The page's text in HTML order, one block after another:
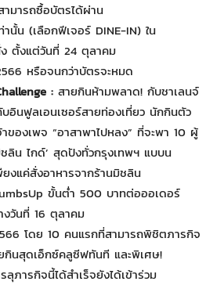
มารถซื้อบัตรได้ผ่าน
นั้น (เลือกฟีเจอร์ DINE-IN) ใน
ตั้งแต่วันที่ 24 ตุลาคม
หรือจนกว่าบัตรจะหมด
: สายกินห้ามพลาด! กับชาเลนจ์
อินฟูลเอนเซอร์สายท่องเที่ยว นักกินตัว
าของเพจ “อาสาพาไปหลง” ที่จะพา 10 ผู้
ชลิน ไกด์’ สุดปังทั่วกรุงเทพฯ แบบน
งแค่สั่งอาหารจากร้านมิชลิน
ขั้นต่ำ 500 บาทต่อออเดอร์
งวันที่ 16 ตุลาคม
โดย 10 คนแรกที่สามารถพิชิตภารกิจ
กินสุดเอ็กซ์คลูซีฟทันที และพิเศษ!
ภารกิจนี้ได้สำเร็จยังได้เข้าร่วม